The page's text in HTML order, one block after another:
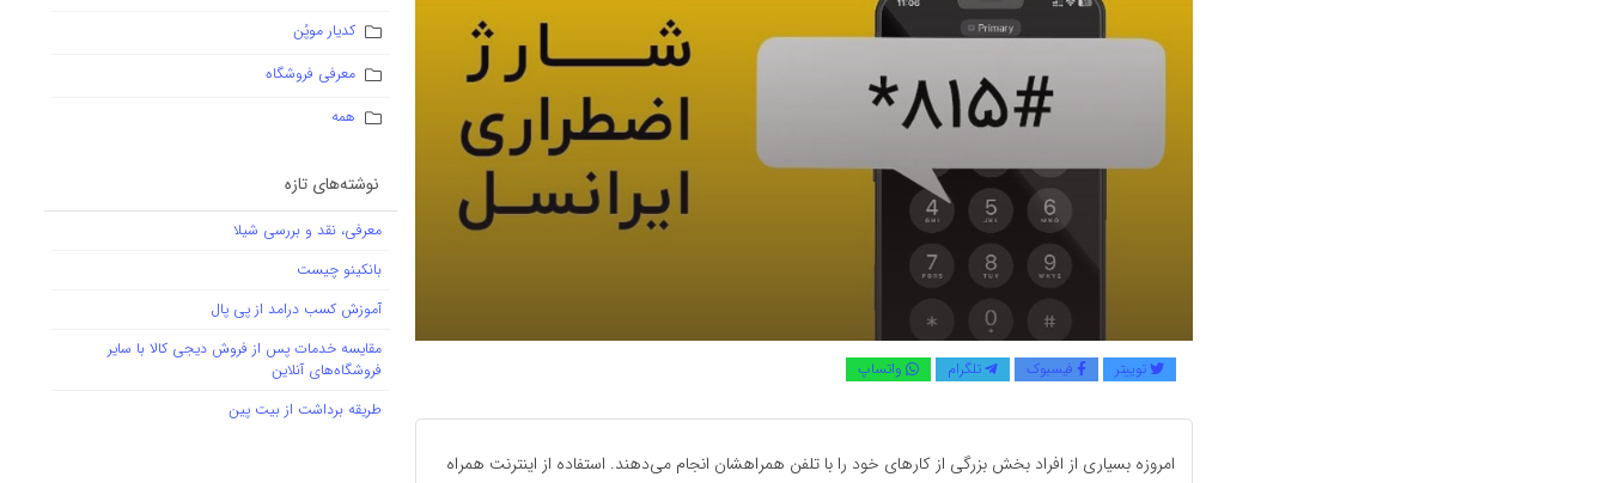
توییتر فیسبوک تلگرام واتساپ
امروزه بسیاری از افراد بخش بزرگی از کارهای خود را با تلفن همراهشان انجام می‌دهند. استفاده از اینترنت همراه
کدیار موپُن
معرفی فروشگاه
همه
نوشته‌های تازه
معرفی، نقد و بررسی شیلا
بانکینو چیست
آموزش کسب درامد از پی پال
مقایسه خدمات پس از فروش دیجی کالا با سایر
فروشگاه‌های آنلاین
طریقه برداشت از بیت پین